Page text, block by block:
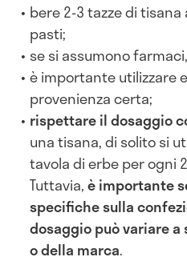
bere 2-3 tazze di
pasti;
se si assumono
è importante utilizzare
provenienza certa;
rispettare il dosaggio
una tisana, di solito si
tavola di erbe per ogni
Tuttavia,è importante
specifiche sulla
dosaggio può variare
o della marca.